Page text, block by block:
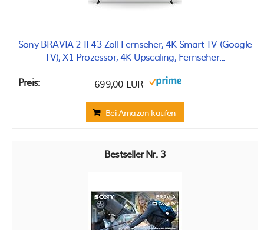
Sony BRAVIA 2 II 43 Zoll Fernseher, 4K Smart TV (Google
TV), X1 Prozessor, 4K-Upscaling, Fernseher...
699,00 EUR
Bei Amazon kaufen
3